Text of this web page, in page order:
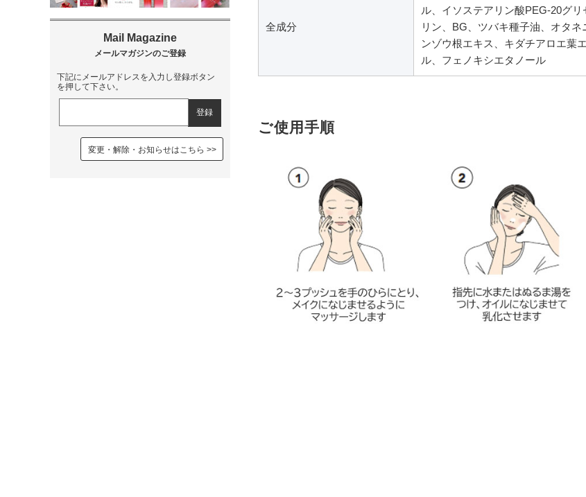
全成分
ル、イソステアリン酸PEG-20グ
リン、BG、ツバキ種子油、オタ
ンゾウ根エキス、キダチアロエ葉
ル、フェノキシエタノール
ご使用手順
下記にメールアドレスを入力し登録ボタン
を押して下さい。
変更・解除・お知らせはこちら